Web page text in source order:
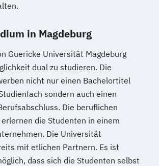
in Magdeburg
Guericke Universität Magdeburg
dual zu studieren. Die
nicht nur einen Bachelortitel
sondern auch einen
Die beruflichen
die Studenten in einem
Die Universität
mit etlichen Partnern. Es ist
dass sich die Studenten selbst